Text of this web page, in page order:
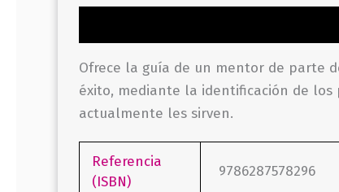
Ofrece la guía de un mentor de parte
éxito, mediante la identificación de los
actualmente les sirven.
Referencia
(ISBN)
9786287578296